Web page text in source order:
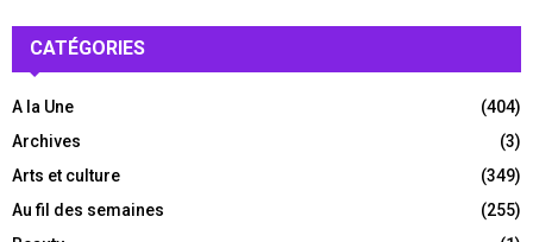
CATÉGORIES
A la Une
(404)
Archives
(3)
Arts et culture
(349)
Au fil des semaines
(255)